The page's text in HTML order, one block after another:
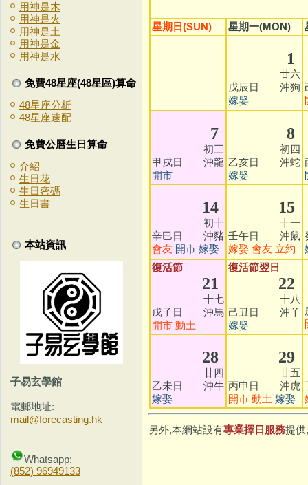
用神是木
用神是火
用神是土
用神是金
用神是水
免費48星座(48星區)算命
48星座分析
48星座速配
免費公曆生日算命
介紹
生日花
生日密碼
生日書
本站資訊
子易玄學館
電郵地址:
mail@forecasting.hk
Whatsapp:
(852) 96949133
星期日(SUN) 星期一(MON)
1
廿六
戊辰日 沖狗
嫁娶
7
初三
甲戌日 沖龍
開市
8
初四
乙亥日 沖蛇
嫁娶
14
初十
辛巳日 沖豬
會友 開市 嫁娶
15
十一
壬午日 沖鼠
嫁娶 會友 立約
復活節
21
十七
戊子日 沖馬
開市 動土
復活節翌日
22
十八
己丑日 沖羊
嫁娶
28
廿四
乙未日 沖牛
嫁娶
29
廿五
丙申日 沖虎
開市 動土 嫁娶
另外,本網站設有專業擇日服務提